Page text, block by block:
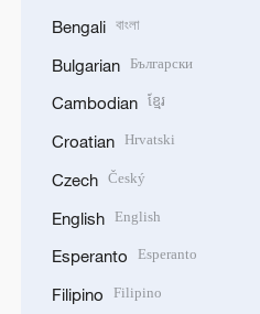
Bengali বাংলা
Bulgarian Български
Cambodian ខ្មែរ
Croatian Hrvatski
Czech Český
English English
Esperanto Esperanto
Filipino Filipino